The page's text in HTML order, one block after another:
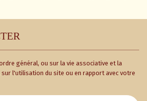
général, ou sur la vie associative et la
sur l'utilisation du site ou en rapport avec votre